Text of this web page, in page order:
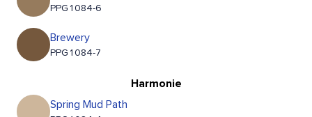
PPG1084-6
Brewery
PPG1084-7
Harmonie
Spring Mud Path